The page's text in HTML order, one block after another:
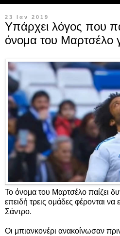
23 Ιαν 2019
Υπάρχει λόγος που
όνομα του Μαρτσέλο
Το όνομα του Μαρτσέλο παίζει
επειδή τρεις ομάδες φέρονται να
Σάντρο.
Οι μπιανκονέρι ανακοίνωσαν